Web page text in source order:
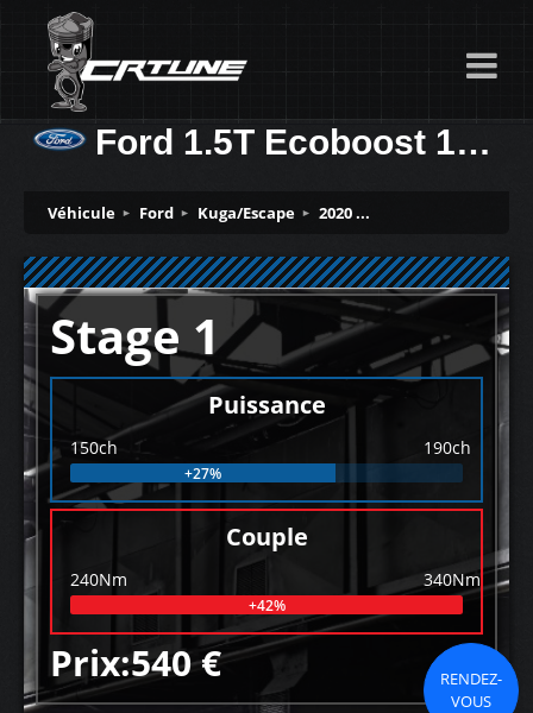
Ford 1.5T Ecoboost 150ch
Véhicule Ford Kuga/Escape 2020 ...
Stage 1
Puissance
150ch 190ch
+27%
Couple
240Nm 340Nm
+42%
Prix:540 €
RENDEZ-
VOUS